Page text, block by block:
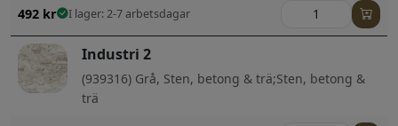
492 kr I lager: 2-7 arbetsdagar
Industri 2
(939316) Grå, Sten, betong & trä;Sten, betong &
trä